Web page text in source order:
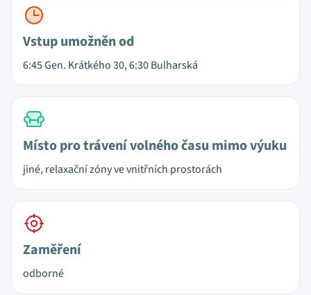
Vstup umožněn od
6:45 Gen. Krátkého 30, 6:30 Bulharská
Místo pro trávení volného času mimo výuku
jiné, relaxační zóny ve vnitřních prostorách
Zaměření
odborné